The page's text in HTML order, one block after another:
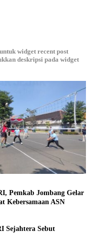
widget recent post
deskripsi pada widget
Pemkab Jombang Gelar
Kebersamaan ASN
Sejahtera Sebut